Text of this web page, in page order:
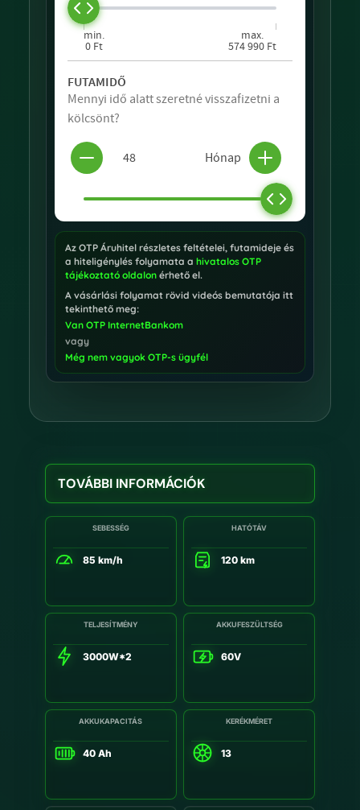
Az OTP Áruhitel részletes feltételei, futamideje és
a hiteligénylés folyamata a hivatalos OTP
tájékoztató oldalonérhető el.
A vásárlási folyamat rövid videós bemutatója itt
tekinthető meg:
Van OTP InternetBankom
vagy
Még nem vagyok OTP-s ügyfél
TOVÁBBI INFORMÁCIÓK
SEBESSÉG
85 km/h
HATÓTÁV
120 km
TELJESÍTMÉNY
3000W*2
AKKUFESZÜLTSÉG
60V
AKKUKAPACITÁS
40 Ah
KERÉKMÉRET
13